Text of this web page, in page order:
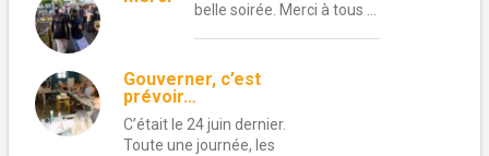
belle soirée. Merci à tous …
Gouverner, c’est
prévoir…
C’était le 24 juin dernier.
Toute une journée, les